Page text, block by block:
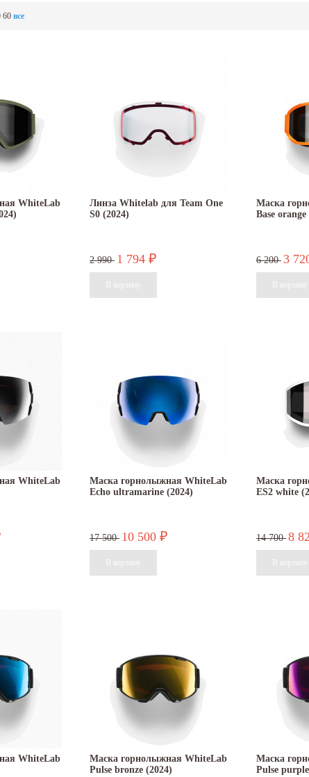
60 все
WhiteLab
Линза Whitelab для Team One
S0 (2024)
2 990 1 794 ₽
Маска
Base orange
6 200 3
WhiteLab
Маска горнолыжная WhiteLab
Echo ultramarine (2024)
17 500 10 500 ₽
Маска
ES2 white
14 700 8
WhiteLab
Маска горнолыжная WhiteLab
Pulse bronze (2024)
Маска
Pulse